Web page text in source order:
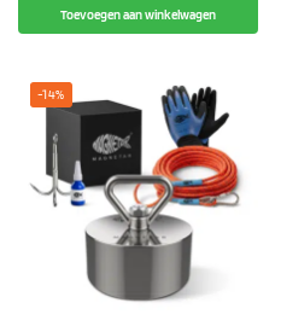
Toevoegen aan winkelwagen
-14%